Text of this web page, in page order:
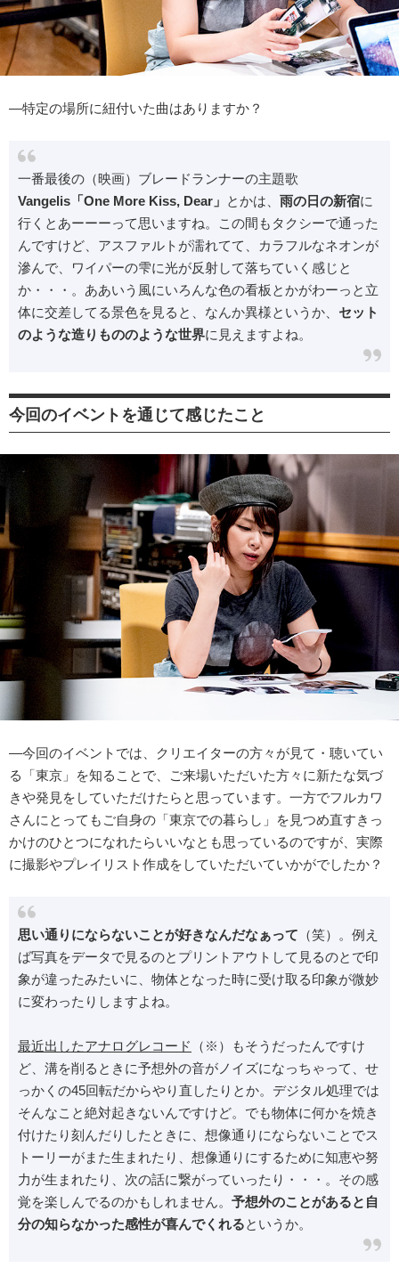
―特定の場所に紐付いた曲はありますか？
一番最後の（映画）ブレードランナーの主題歌
Vangelis「One More Kiss, Dear」 とかは、 雨の日の新宿に
行くとあーーーって思いますね。この間もタクシーで通った
んですけど、アスファルトが濡れてて、カラフルなネオンが
滲んで、ワイパーの雫に光が反射して落ちていく感じと
か・・・。ああいう風にいろんな色の看板とかがわーっと立
体に交差してる景色を見ると、なんか異様というか、 セット
のような造りもののような世界に見えますよね。
今回のイベントを通じて感じたこと
―今回のイベントでは、クリエイターの方々が見て・聴いてい
る「東京」を知ることで、ご来場いただいた方々に新たな気づ
きや発見をしていただけたらと思っています。一方でフルカワ
さんにとってもご自身の「東京での暮らし」を見つめ直すきっ
かけのひとつになれたらいいなとも思っているのですが、実際
に撮影やプレイリスト作成をしていただいていかがでしたか？
思い通りにならないことが好きなんだなぁって （笑）。例え
ば写真をデータで見るのとプリントアウトして見るのとで印
象が違ったみたいに、物体となった時に受け取る印象が微妙
に変わったりしますよね。
最近出したアナログレコード
（※）もそうだったんですけ
ど、溝を削るときに予想外の音がノイズになっちゃって、せ
っかくの45回転だからやり直したりとか。デジタル処理では
そんなこと絶対起きないんですけど。でも物体に何かを焼き
付けたり刻んだりしたときに、想像通りにならないことでス
トーリーがまた生まれたり、想像通りにするために知恵や努
力が生まれたり、次の話に繋がっていったり・・・。その感
覚を楽しんでるのかもしれません。 予想外のことがあると自
分の知らなかった感性が喜んでくれるというか。